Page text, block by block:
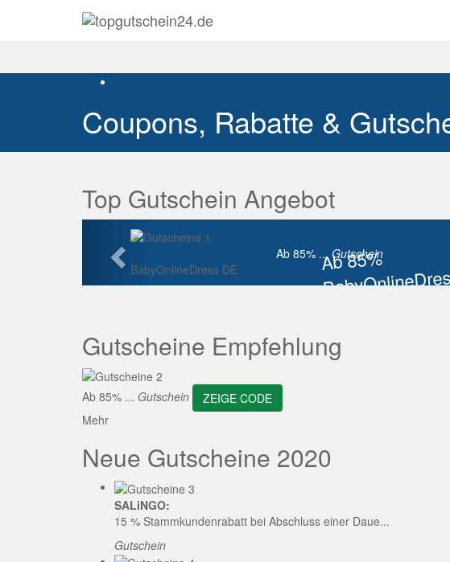
Coupons, Rabatte &
Top Gutschein Angebot
Ab 85%
ZEIGE CODE
Ab 85% ... Gutschein
BabyOnlineDress DE
Vorherige
Gutscheine Empfehlung
Ab 85% ... Gutschein
ZEIGE CODE
Mehr
Neue Gutscheine 2020
SALiNGO:
15 % Stammkundenrabatt bei Abschluss einer Daue...
Gutschein